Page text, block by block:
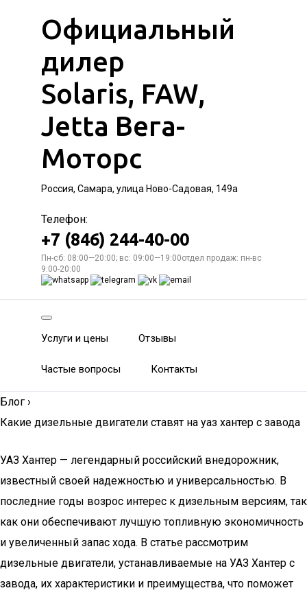
Официальный
дилер
Solaris, FAW,
Jetta Вега-
Моторс
Россия, Самара, улица Ново-Садовая, 149а
Телефон:
+7 (846) 244-40-00
Пн-сб: 08:00—20:00; вс: 09:00—19:00отдел продаж: пн-вс
9:00-20:00
Услуги и цены Отзывы
Частые вопросы Контакты
Блог ›
Какие дизельные двигатели ставят на уаз хантер с завода
УАЗ Хантер — легендарный российский внедорожник,
известный своей надежностью и универсальностью. В
последние годы возрос интерес к дизельным версиям, так
как они обеспечивают лучшую топливную экономичность
и увеличенный запас хода. В статье рассмотрим
дизельные двигатели, устанавливаемые на УАЗ Хантер с
завода, их характеристики и преимущества, что поможет